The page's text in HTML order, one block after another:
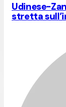
Udinese-
stretta